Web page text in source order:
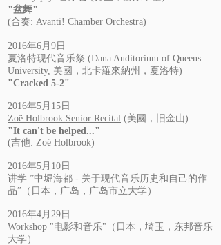
"盆舞"
(合奏: Avanti! Chamber Orchestra)
2016年6月9日
夏洛特现代音乐祭 (Dana Auditorium of Queens
University, 美國，北卡羅來納州，夏洛特)
"Cracked 5-2"
2016年5月15日
Zoë Holbrook Senior Recital (美國，旧金山)
"It can't be helped..."
(吉他: Zoë Holbrook)
2016年5月10日
讲学 ”中堀海都 - 关于现代音乐历史和自己的作
品”（日本，广岛，广岛市立大学）
2016年4月29日
Workshop "电影和音乐"（日本，埼玉，东邦音乐
大学）